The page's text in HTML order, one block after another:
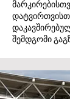
შემდგომი